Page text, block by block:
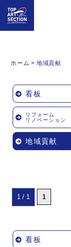
ホーム >地域貢献
看板
リフォーム
リノベーション
地域貢献
1 / 1 1
看板